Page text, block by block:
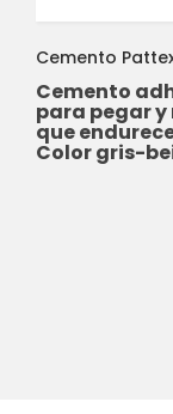
Cemento
Cemento
para pegar
que
Color gris-